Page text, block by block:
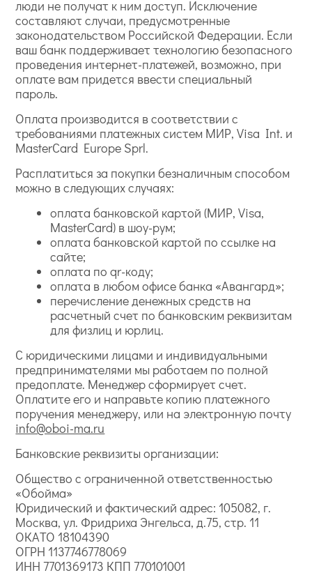
люди не получат к ним доступ. Исключение
составляют случаи, предусмотренные
законодательством Российской Федерации. Если
ваш банк поддерживает технологию безопасного
проведения интернет-платежей, возможно, при
оплате вам придется ввести специальный
пароль.
Оплата производится в соответствии с
требованиями платежных систем МИР, Visa Int. и
MasterCard Europe Sprl.
Расплатиться за покупки безналичным способом
можно в следующих случаях:
оплата банковской картой (МИР, Visa,
MasterCard) в шоу-рум;
оплата банковской картой по ссылке на
сайте;
оплата по qr-коду;
оплата в любом офисе банка «Авангард»;
перечисление денежных средств на
расчетный счет по банковским реквизитам
для физлиц и юрлиц.
С юридическими лицами и индивидуальными
предпринимателями мы работаем по полной
предоплате. Менеджер сформирует счет.
Оплатите его и направьте копию платежного
поручения менеджеру, или на электронную почту
info@oboi-ma.ru
Банковские реквизиты организации:
Общество с ограниченной ответственностью
«Обойма»
Юридический и фактический адрес: 105082, г.
Москва, ул. Фридриха Энгельса, д.75, стр. 11
ОКАТО 18104390
ОГРН 1137746778069
ИНН 7701369173 КПП 770101001